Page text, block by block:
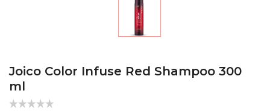
Joico Color Infuse Red Shampoo 300
ml